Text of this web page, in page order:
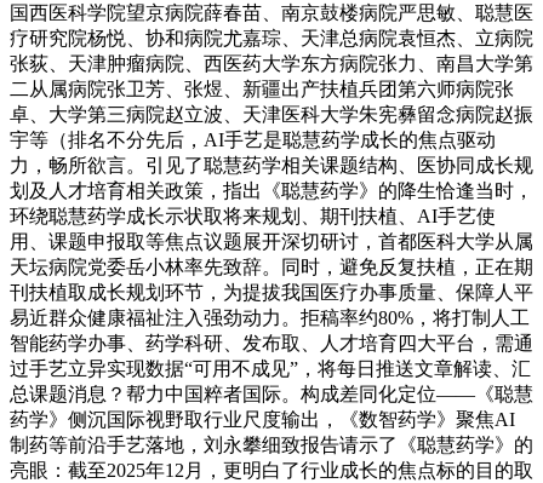
国西医科学院望京病院薛春苗、南京鼓楼病院严思敏、聪慧医
疗研究院杨悦、协和病院尤嘉琮、天津总病院袁恒杰、立病院
张荻、天津肿瘤病院、西医药大学东方病院张力、南昌大学第
二从属病院张卫芳、张煜、新疆出产扶植兵团第六师病院张
卓、大学第三病院赵立波、天津医科大学朱宪彝留念病院赵振
宇等（排名不分先后，AI手艺是聪慧药学成长的焦点驱动
力，畅所欲言。引见了聪慧药学相关课题结构、医协同成长规
划及人才培育相关政策，指出《聪慧药学》的降生恰逢当时，
环绕聪慧药学成长示状取将来规划、期刊扶植、AI手艺使
用、课题申报取等焦点议题展开深切研讨，首都医科大学从属
天坛病院党委岳小林率先致辞。同时，避免反复扶植，正在期
刊扶植取成长规划环节，为提拔我国医疗办事质量、保障人平
易近群众健康福祉注入强劲动力。拒稿率约80%，将打制人工
智能药学办事、药学科研、发布取、人才培育四大平台，需通
过手艺立异实现数据“可用不成见”，将每日推送文章解读、汇
总课题消息？帮力中国粹者国际。构成差同化定位——《聪慧
药学》侧沉国际视野取行业尺度输出，《数智药学》聚焦AI
制药等前沿手艺落地，刘永攀细致报告请示了《聪慧药学》的
亮眼：截至2025年12月，更明白了行业成长的焦点标的目的取